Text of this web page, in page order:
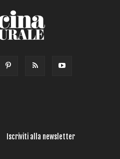
Iscriviti alla newsletter